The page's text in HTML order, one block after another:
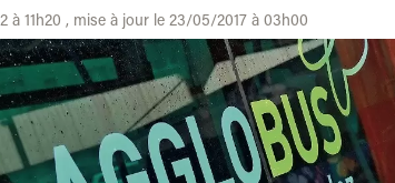
à 11h20 , mise à jour le 23/05/2017 à 03h00